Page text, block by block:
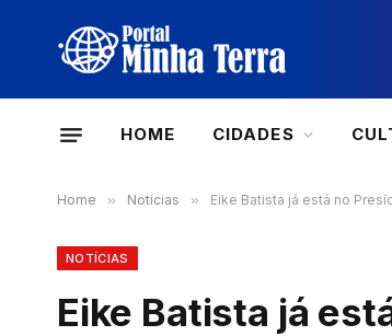
HOME CIDADES
Home » Notícias » Eike Batista já está no
NOTÍCIAS
Eike Batista já